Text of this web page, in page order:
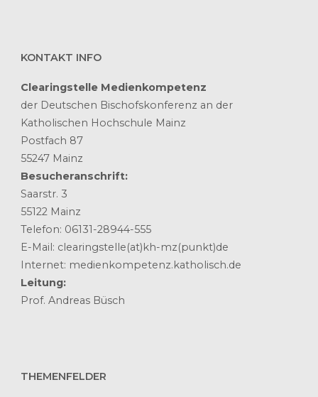
KONTAKT INFO
Clearingstelle Medienkompetenz
der Deutschen Bischofskonferenz an der
Katholischen Hochschule Mainz
Postfach 87
55247 Mainz
Besucheranschrift:
Saarstr. 3
55122 Mainz
Telefon: 06131-28944-555
E-Mail: clearingstelle(at)kh-mz(punkt)de
Internet: medienkompetenz.katholisch.de
Leitung:
Prof. Andreas Büsch
THEMENFELDER